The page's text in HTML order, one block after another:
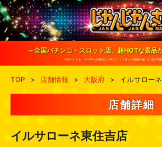
S
k
i
o
～全国パチンコ・スロット店、超HOTな景品
※当サイトは、ユーザーが健全なパチンコ・スロット遊戯を楽しむ為の情
TOP > 店舗情報 > 大阪府 > イルサロー
店舗詳細
イルサローネ東住吉店